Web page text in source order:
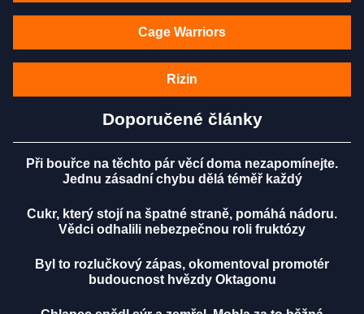
Cage Warriors
Rizin
Doporučené články
Při bouřce na těchto pár věcí doma nezapomínejte.
Jednu zásadní chybu dělá téměř každý
Cukr, který stojí na špatné straně, pomáhá nádoru.
Vědci odhalili nebezpečnou roli fruktózy
Byl to rozlučkový zápas, okomentoval promotér
budoucnost hvězdy Oktagonu